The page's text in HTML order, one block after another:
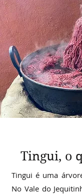
Tingui, o
Tingui é uma
No Vale do